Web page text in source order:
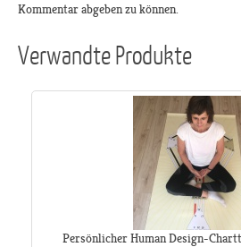
Kommentar abgeben zu können.
Verwandte Produkte
Persönlicher Human Design-